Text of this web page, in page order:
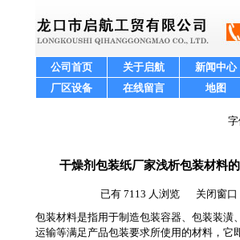
公司首页 关于启航 新闻中心
厂区设备
在线留言 地图
字
干燥剂包装纸厂家浅析包装材料
已有 7113 人浏览
关闭窗口
包装材料是指用于制造包装容器、包装装潢
运输等满足产品包装要求所使用的材料，它